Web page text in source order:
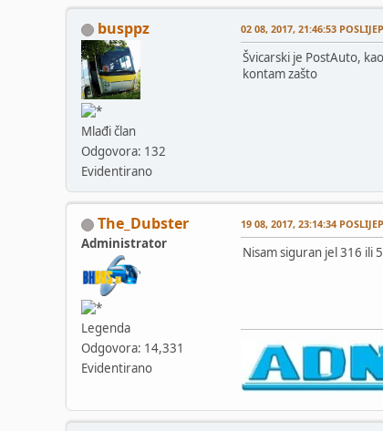
busppz
Mlađi član
Odgovora: 132
Evidentirano
02 08, 2017, 21:46:53
Švicarski je PostAuto,
kontam zašto
The_Dubster
Administrator
Legenda
Odgovora: 14,331
Evidentirano
19 08, 2017, 23:14:34
Nisam siguran jel 316 ili